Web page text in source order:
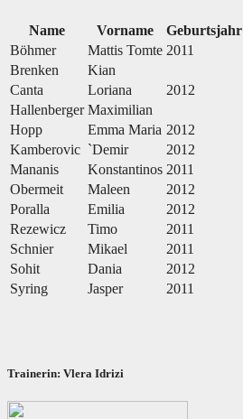
Name Vorname Geburtsjahr
Böhmer
Mattis Tomte 2011
Brenken
Kian
Canta
Loriana 2012
Hallenberger Maximilian
Hopp
Emma Maria 2012
Kamberovic `Demir 2012
Mananis
Konstantinos 2011
Obermeit
Maleen 2012
Poralla
Emilia 2012
Rezewicz
Timo 2011
Schnier
Mikael 2011
Sohit
Dania 2012
Syring
Jasper 2011
Trainerin: Vlera Idrizi